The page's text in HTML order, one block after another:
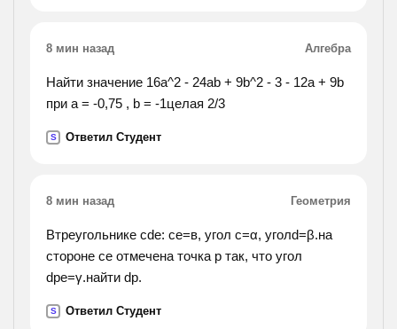
8 мин назад Алгебра
Найти значение 16а^2 - 24аb + 9b^2 - 3 - 12a + 9b
при a = -0,75 , b = -1целая 2/3
S Ответил Студент
8 мин назад Геометрия
Втреугольнике cde: се=в, угол с=α, уголd=β.на
стороне се отмечена точка р так, что угол
dpe=γ.найти dp.
S Ответил Студент